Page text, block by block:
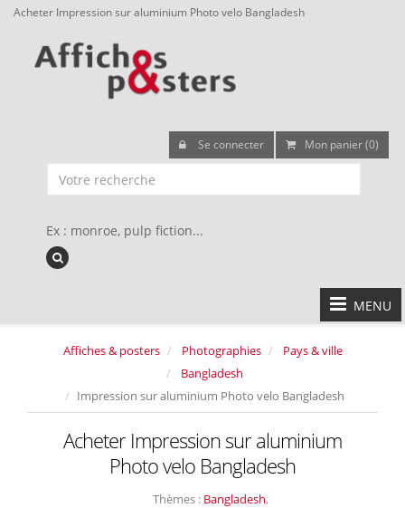
Acheter Impression sur aluminium Photo velo Bangladesh
Se connecter Mon panier (0)
Ex : monroe, pulp fiction...
MENU
Affiches & posters Photographies
Pays & ville
Bangladesh
Impression sur aluminium Photo velo Bangladesh
Acheter Impression sur aluminium
Photo velo Bangladesh
Thèmes : Bangladesh,